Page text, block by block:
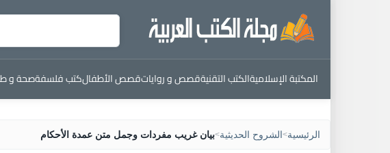
المكتبة الإسلاميةالكتب التقنيةقصص و رواياتقصص الأطفالكتب فلسفةصحة و
الرئيسية>الشروح الحديثية>بيان غريب مفردات وجمل متن عمدة الأحكام